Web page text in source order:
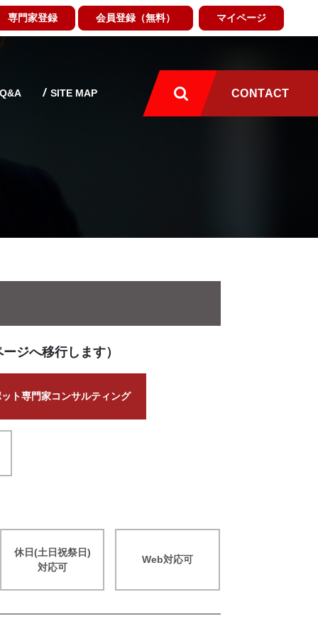
専門家登録 会員登録（無料） マイページ
Q&A SITE MAP CONTACT
ジへ移行します）
ット専門家コンサルティング
休日(土日祝祭日)
対応可
Web対応可